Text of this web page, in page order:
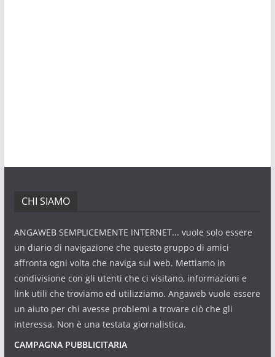
CHI SIAMO
ANGAWEB SEMPLICEMENTE INTERNET... vuole solo essere
un diario di navigazione che questo gruppo di amici
affronta ogni volta che naviga sul web. Mettiamo in
condivisione con gli utenti che ci visitano, informazioni e
link utili che troviamo ed utilizziamo. Angaweb vuole essere
un aiuto per chi avesse problemi a trovare ciò che gli
interessa. Non è una testata giornalistica.
CAMPAGNA PUBBLICITARIA